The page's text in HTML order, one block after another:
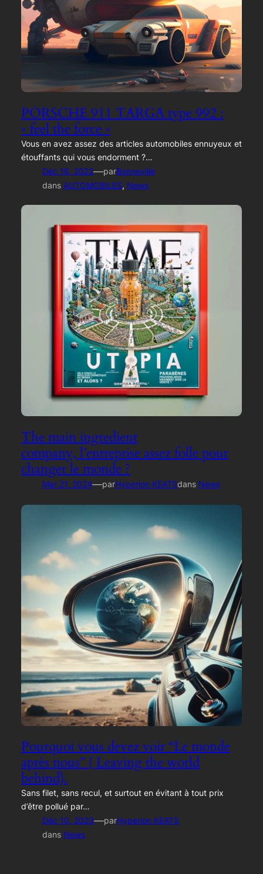
PORSCHE 911 TARGA type 992 :
« feel the force »
Vous en avez assez des articles automobiles ennuyeux et
étouffants qui vous endorment ?…
Déc 16, 2022—parBonneville
dans AUTOMOBILES, News
The main ingredient
company, l’entreprise assez folle pour
changer le monde ?
Mar 21, 2024—parHyperion KEATSdans News
Pourquoi vous devez voir “Le monde
après nous” ( Leaving the world
behind).
Sans filet, sans recul, et surtout en évitant à tout prix
d’être pollué par…
Déc 10, 2023—parHyperion KEATS
dans News